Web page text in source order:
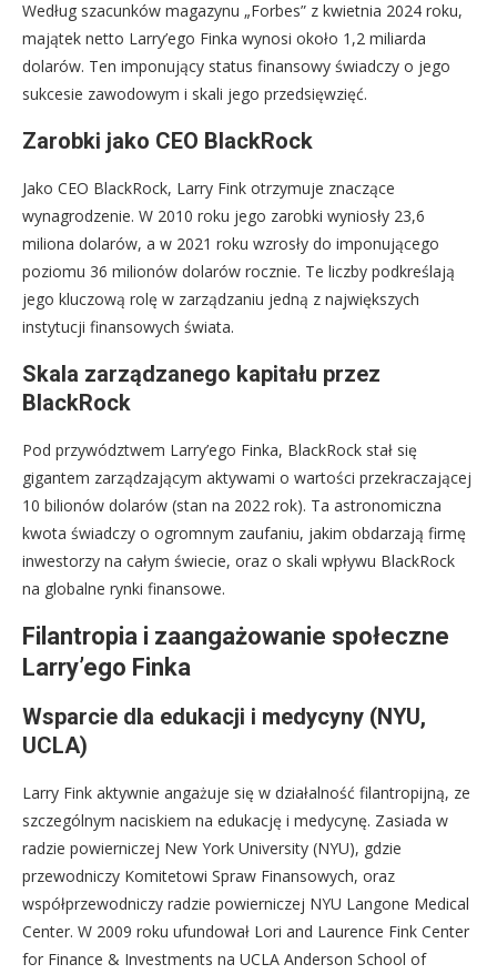
Według szacunków magazynu „Forbes” z kwietnia 2024 roku,
majątek netto Larry’ego Finka wynosi około 1,2 miliarda
dolarów. Ten imponujący status finansowy świadczy o jego
sukcesie zawodowym i skali jego przedsięwzięć.
Zarobki jako CEO BlackRock
Jako CEO BlackRock, Larry Fink otrzymuje znaczące
wynagrodzenie. W 2010 roku jego zarobki wyniosły 23,6
miliona dolarów, a w 2021 roku wzrosły do imponującego
poziomu 36 milionów dolarów rocznie. Te liczby podkreślają
jego kluczową rolę w zarządzaniu jedną z największych
instytucji finansowych świata.
Skala zarządzanego kapitału przez
BlackRock
Pod przywództwem Larry’ego Finka, BlackRock stał się
gigantem zarządzającym aktywami o wartości przekraczającej
10 bilionów dolarów (stan na 2022 rok). Ta astronomiczna
kwota świadczy o ogromnym zaufaniu, jakim obdarzają firmę
inwestorzy na całym świecie, oraz o skali wpływu BlackRock
na globalne rynki finansowe.
Filantropia i zaangażowanie społeczne
Larry’ego Finka
Wsparcie dla edukacji i medycyny (NYU,
UCLA)
Larry Fink aktywnie angażuje się w działalność filantropijną, ze
szczególnym naciskiem na edukację i medycynę. Zasiada w
radzie powierniczej New York University (NYU), gdzie
przewodniczy Komitetowi Spraw Finansowych, oraz
współprzewodniczy radzie powierniczej NYU Langone Medical
Center. W 2009 roku ufundował Lori and Laurence Fink Center
for Finance & Investments na UCLA Anderson School of